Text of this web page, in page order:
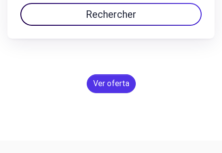
Rechercher
Ver oferta